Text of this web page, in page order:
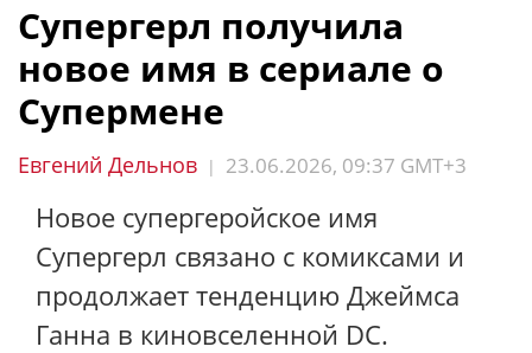
Супергерл получила
новое имя в сериале о
Супермене
Евгений Дельнов | 23.06.2026, 09:37 GMT+3
Новое супергеройское имя
Супергерл связано с комиксами и
продолжает тенденцию Джеймса
Ганна в киновселенной DC.